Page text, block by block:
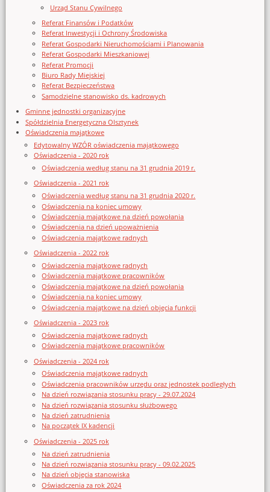
Urząd Stanu Cywilnego
Referat Finansów i Podatków
Referat Inwestycji i Ochrony Środowiska
Referat Gospodarki Nieruchomościami i Planowania
Referat Gospodarki Mieszkaniowej
Referat Promocji
Biuro Rady Miejskiej
Referat Bezpieczeństwa
Samodzielne stanowisko ds. kadrowych
Gminne jednostki organizacyjne
Spółdzielnia Energetyczna Olsztynek
Oświadczenia majątkowe
Edytowalny WZÓR oświadczenia majątkowego
Oświadczenia - 2020 rok
Oświadczenia według stanu na 31 grudnia 2019 r.
Oświadczenia - 2021 rok
Oświadczenia według stanu na 31 grudnia 2020 r.
Oświadczenia na koniec umowy
Oświadczenia majątkowe na dzień powołania
Oświadczenia na dzień upoważnienia
Oświadczenia majątkowe radnych
Oświadczenia - 2022 rok
Oświadczenia majątkowe radnych
Oświadczenia majątkowe pracowników
Oświadczenia majątkowe na dzień powołania
Oświadczenia na koniec umowy
Oświadczenia majątkowe na dzień objęcia funkcji
Oświadczenia - 2023 rok
Oświadczenia majątkowe radnych
Oświadczenia majątkowe pracowników
Oświadczenia - 2024 rok
Oświadczenia majątkowe radnych
Oświadczenia pracowników urzędu oraz jednostek podległych
Na dzień rozwiązania stosunku pracy - 29.07.2024
Na dzień rozwiązania stosunku służbowego
Na dzień zatrudnienia
Na początek IX kadencji
Oświadczenia - 2025 rok
Na dzień zatrudnienia
Na dzień rozwiązania stosunku pracy - 09.02.2025
Na dzień objęcia stanowiska
Oświadczenia za rok 2024